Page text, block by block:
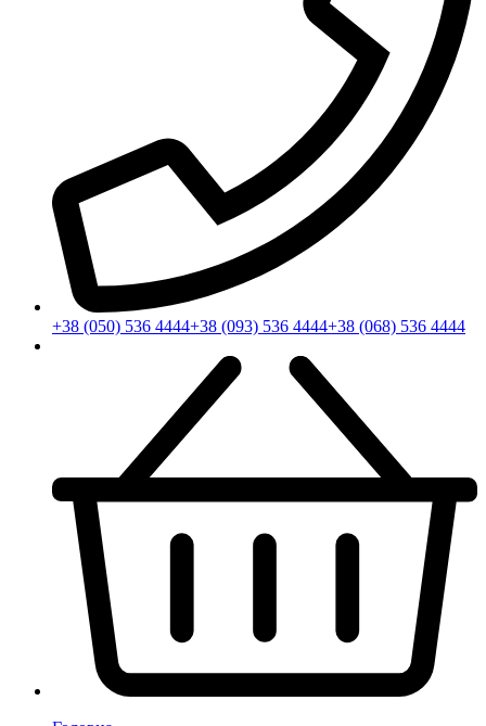
+38 (050) 536 4444+38 (093) 536 4444+38 (068) 536 4444